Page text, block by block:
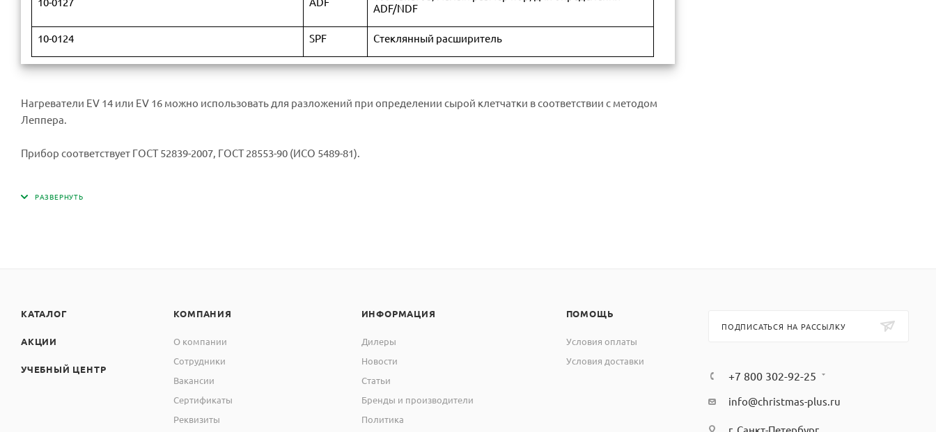
ADF/NDF
10-0124 SPF Стеклянный расширитель
Нагреватели EV 14 или EV 16 можно использовать для разложений при определении сырой клетчатки в соответствии с методом
Леппера.
Прибор соответствует ГОСТ 52839-2007, ГОСТ 28553-90 (ИСО 5489-81).
КАТАЛОГ
АКЦИИ
УЧЕБНЫЙ ЦЕНТР
КОМПАНИЯ
О компании
Сотрудники
Вакансии
Сертификаты
Реквизиты
ИНФОРМАЦИЯ
Дилеры
Новости
Статьи
Бренды и производители
Политика
ПОМОЩЬ
Условия оплаты
Условия доставки
ПОДПИСАТЬСЯ НА РАССЫЛКУ
+7 800 302-92-25
info@christmas-plus.ru